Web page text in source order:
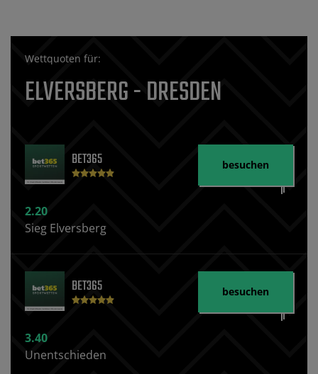
Wettquoten für:
ELVERSBERG - DRESDEN
BET365
2.20
Sieg Elversberg
besuchen
BET365
3.40
Unentschieden
besuchen